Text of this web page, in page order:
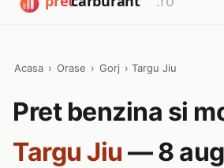
Acasa › Orase › Gorj › Targu Jiu
Pret benzina si
Targu Jiu — 8